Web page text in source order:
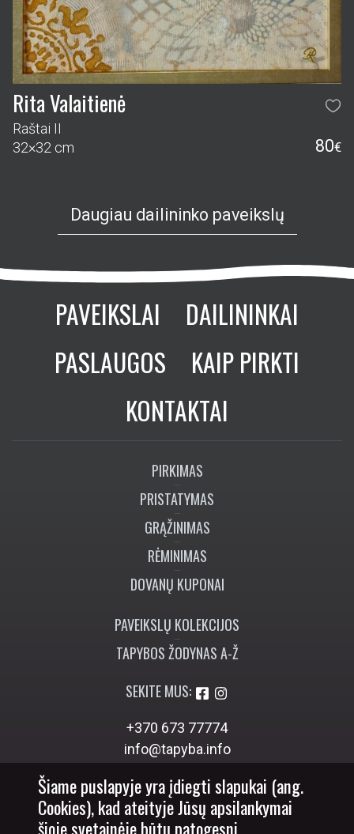
Rita Valaitienė
Raštai II
32×32 cm
80€
Daugiau dailininko paveikslų
PAVEIKSLAI
DAILININKAI
PASLAUGOS
KAIP PIRKTI
KONTAKTAI
PIRKIMAS
PRISTATYMAS
GRĄŽINIMAS
RĖMINIMAS
DOVANŲ KUPONAI
PAVEIKSLŲ KOLEKCIJOS
TAPYBOS ŽODYNAS A-Ž
SEKITE MUS:
+370 673 77774
info@tapyba.info
Šiame puslapyje yra įdiegti slapukai (ang.
Cookies), kad ateityje Jūsų apsilankymai
šioje svetainėje būtų patogesni.